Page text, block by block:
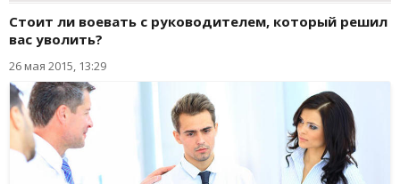
Стоит ли воевать с руководителем, который решил
вас уволить?
26 мая 2015, 13:29